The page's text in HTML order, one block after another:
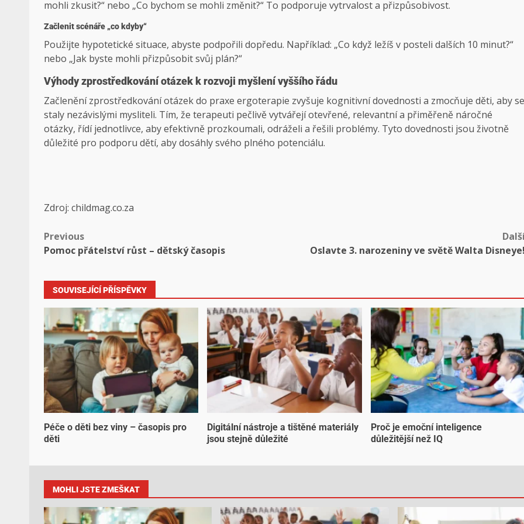
mohli zkusit?“ nebo „Co bychom se mohli změnit?“ To podporuje vytrvalost a přizpůsobivost.
Začlenit scénáře „co kdyby“
Použijte hypotetické situace, abyste podpořili dopředu. Například: „Co když ležíš v posteli dalších 10 minut?“
nebo „Jak byste mohli přizpůsobit svůj plán?“
Výhody zprostředkování otázek k rozvoji myšlení vyššího řádu
Začlenění zprostředkování otázek do praxe ergoterapie zvyšuje kognitivní dovednosti a zmocňuje děti, aby se
staly nezávislými mysliteli. Tím, že terapeuti pečlivě vytvářejí otevřené, relevantní a přiměřeně náročné
otázky, řídí jednotlivce, aby efektivně prozkoumali, odráželi a řešili problémy. Tyto dovednosti jsou životně
důležité pro podporu dětí, aby dosáhly svého plného potenciálu.
Zdroj: childmag.co.za
Previous
Pomoc přátelství růst – dětský časopis
Oslavte 3. narozeniny ve světě Walta Disneye!
SOUVISEJÍCÍ PŘÍSPĚVKY
Péče o děti bez viny – časopis pro
děti
Digitální nástroje a tištěné materiály
jsou stejně důležité
Proč je emoční inteligence
důležitější než IQ
MOHLI JSTE ZMEŠKAT